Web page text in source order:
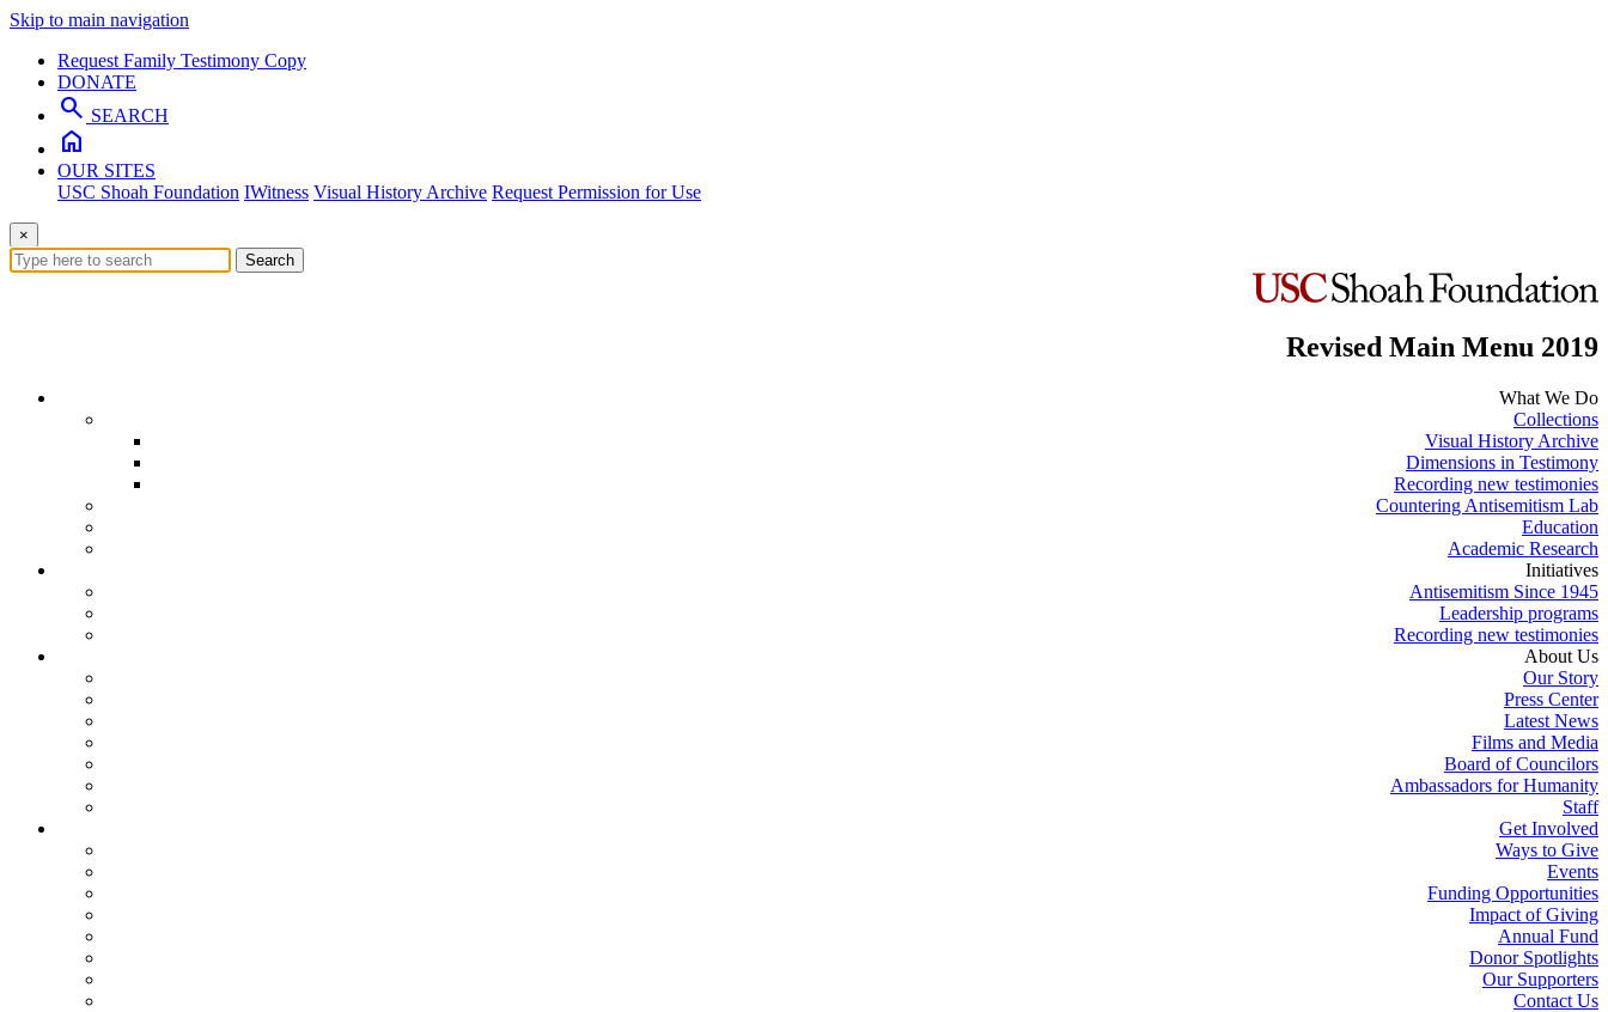
Skip to main navigation
Request Family Testimony Copy
DONATE
search SEARCH
home
OUR SITES
USC Shoah Foundation IWitness Visual History Archive Request Permission for Use
×
Search
Revised Main Menu 2019
What We Do
Collections
Visual History Archive
Dimensions in Testimony
Recording new testimonies
Countering Antisemitism Lab
Education
Academic Research
Initiatives
Antisemitism Since 1945
Leadership programs
Recording new testimonies
About Us
Our Story
Press Center
Latest News
Films and Media
Board of Councilors
Ambassadors for Humanity
Staff
Get Involved
Ways to Give
Events
Funding Opportunities
Impact of Giving
Annual Fund
Donor Spotlights
Our Supporters
Contact Us